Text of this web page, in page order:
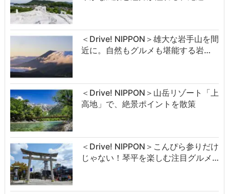
＜Drive! NIPPON＞雄大な岩手山を間
近に。自然もグルメも堪能する岩…
＜Drive! NIPPON＞山岳リゾート「上
高地」で、絶景ポイントを散策
＜Drive! NIPPON＞こんぴら参りだけ
じゃない！琴平を楽しむ注目グルメ…